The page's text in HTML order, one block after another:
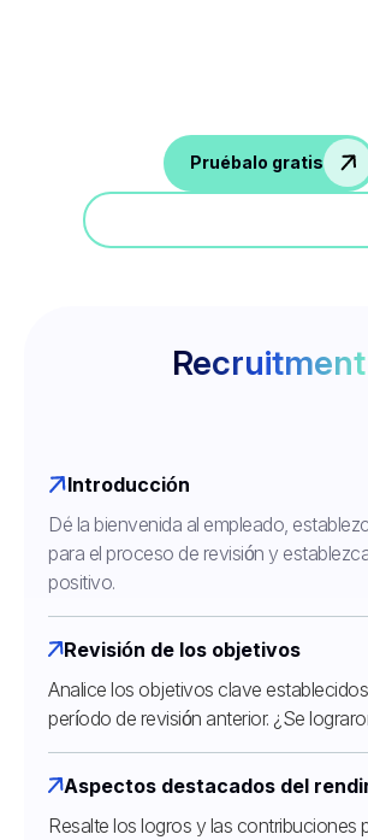
Pruébalo gratis
Recruitment
Introducción
Dé la bienvenida al empleado,
para el proceso de revisión y
positivo.
Revisión de los objetivos
Analice los objetivos clave
período de revisión anterior. ¿Se
Aspectos destacados del
Resalte los logros y las contribuciones